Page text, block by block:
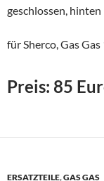
geschlossen, hinten
für Sherco, Gas
Preis: 85
ERSATZTEILE,GAS GAS